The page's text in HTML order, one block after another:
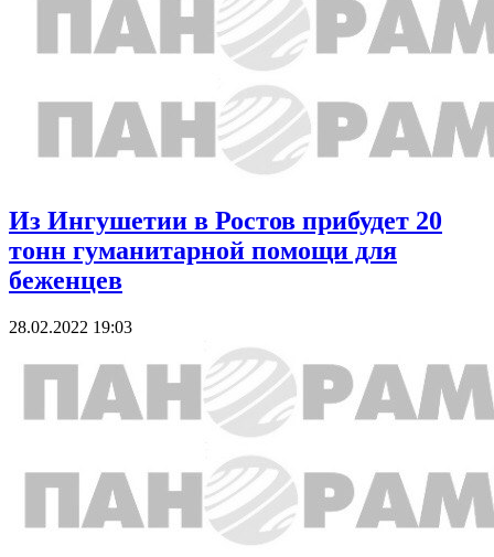
Из Ингушетии в Ростов прибудет 20
тонн гуманитарной помощи для
беженцев
28.02.2022 19:03